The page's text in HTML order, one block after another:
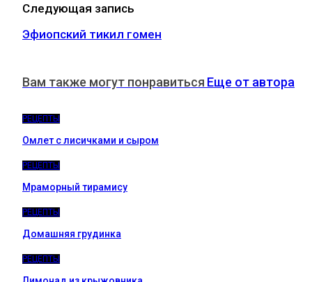
Следующая запись
Эфиопский тикил гомен
Вам также могут понравиться Еще от автора
РЕЦЕПТЫ
Омлет с лисичками и сыром
РЕЦЕПТЫ
Мраморный тирамису
РЕЦЕПТЫ
Домашняя грудинка
РЕЦЕПТЫ